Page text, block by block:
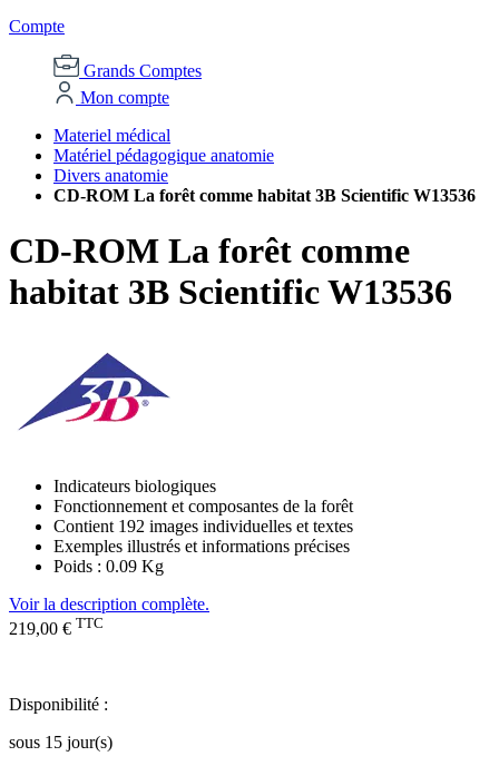
Compte
Grands Comptes
Mon compte
Materiel médical
Matériel pédagogique anatomie
Divers anatomie
CD-ROM La forêt comme habitat 3B Scientific W13536
CD-ROM La forêt comme
habitat 3B Scientific W13536
Indicateurs biologiques
Fonctionnement et composantes de la forêt
Contient 192 images individuelles et textes
Exemples illustrés et informations précises
Poids : 0.09 Kg
Voir la description complète.
219,00 € TTC
Disponibilité :
sous 15 jour(s)